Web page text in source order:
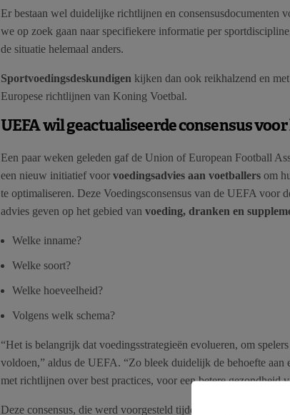
Er bestaan wel duidelijke richtlijnen en consensusdocumenten
we op zoek gaan naar specifiekere informatie per
de situatie helemaal anders.
Sportvoedingsdeskundigen kijken dan ook reikhalzend en
Europese richtlijnen van Koning Voetbal.
UEFA wil geactualiseerde consensus
Een paar weken geleden gaf de Union of European Football
een nieuw initiatief voor voedingsadvies aan voetballers om
te optimaliseren. Deze Voedingsconsensus van de UEFA voor
advies geven op het gebied van voeding, dranken en
Welke inname?
Welke soort?
Welke hoeveelheid?
Volgens welk schema?
“Het is belangrijk dat voedingsstrategieën evolueren, om
voldoen,” aldus de UEFA. “Zo bleek duidelijk de behoefte aan
met richtlijnen over best practices, voor een betere gezondheid
Deze consensus, die werd voorgesteld tijdens het UEFA